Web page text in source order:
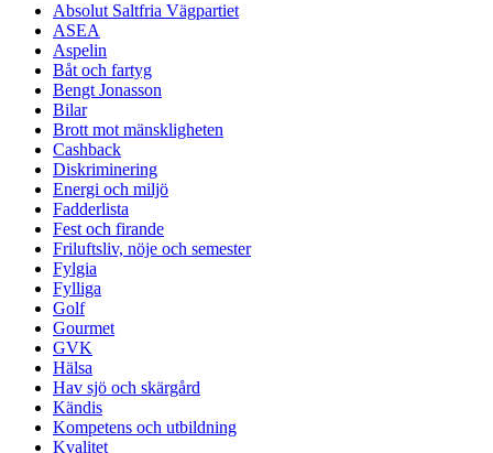
Absolut Saltfria Vägpartiet
ASEA
Aspelin
Båt och fartyg
Bengt Jonasson
Bilar
Brott mot mänskligheten
Cashback
Diskriminering
Energi och miljö
Fadderlista
Fest och firande
Friluftsliv, nöje och semester
Fylgia
Fylliga
Golf
Gourmet
GVK
Hälsa
Hav sjö och skärgård
Kändis
Kompetens och utbildning
Kvalitet